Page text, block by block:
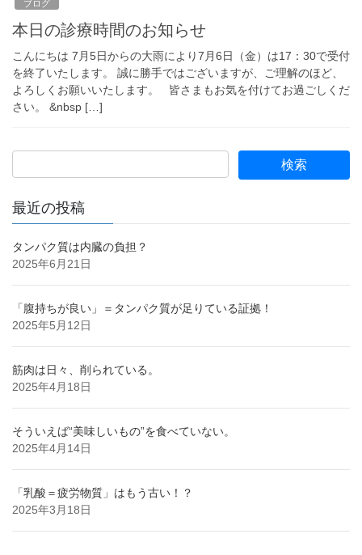
ブログ
本日の診療時間のお知らせ
こんにちは 7月5日からの大雨により7月6日（金）は17：30で受付
を終了いたします。 誠に勝手ではございますが、ご理解のほど、
よろしくお願いいたします。 皆さまもお気を付けてお過ごしくだ
さい。 &nbsp […]
最近の投稿
タンパク質は内臓の負担？
2025年6月21日
「腹持ちが良い」＝タンパク質が足りている証拠！
2025年5月12日
筋肉は日々、削られている。
2025年4月18日
そういえば“美味しいもの”を食べていない。
2025年4月14日
「乳酸＝疲労物質」はもう古い！？
2025年3月18日